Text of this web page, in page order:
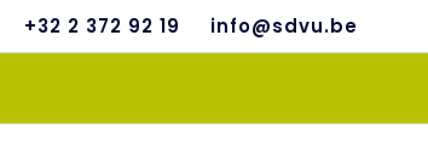
+32 2 372 92 19 info@sdvu.be